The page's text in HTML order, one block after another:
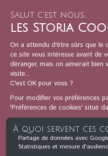
Renaissance jusqu’au
retour de l’œuvre restaurée
en janvier 2026.
Image : Marc Linnhoff
Votre conférencière :
Diplômée en histoire de
l’art à l’école du Louvre et
en histoire à la Sorbonne,